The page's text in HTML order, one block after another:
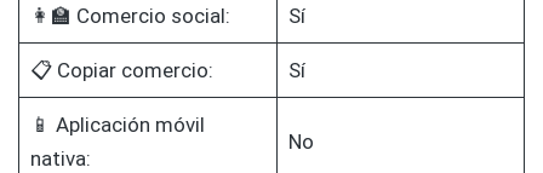
👩‍🏫 Comercio social: Sí
📋 Copiar comercio: Sí
📱 Aplicación móvil
nativa:
No